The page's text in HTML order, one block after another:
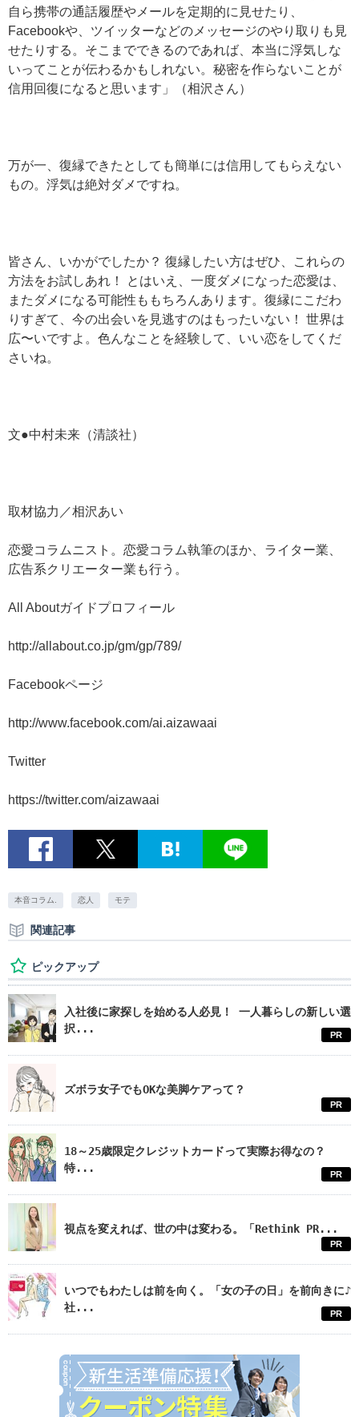
自ら携帯の通話履歴やメールを定期的に見せたり、
Facebookや、ツイッターなどのメッセージのやり取りも見
せたりする。そこまでできるのであれば、本当に浮気しな
いってことが伝わるかもしれない。秘密を作らないことが
信用回復になると思います」（相沢さん）
万が一、復縁できたとしても簡単には信用してもらえない
もの。浮気は絶対ダメですね。
皆さん、いかがでしたか？ 復縁したい方はぜひ、これらの
方法をお試しあれ！ とはいえ、一度ダメになった恋愛は、
またダメになる可能性ももちろんあります。復縁にこだわ
りすぎて、今の出会いを見逃すのはもったいない！ 世界は
広〜いですよ。色んなことを経験して、いい恋をしてくだ
さいね。
文●中村未来（清談社）
取材協力／相沢あい
恋愛コラムニスト。恋愛コラム執筆のほか、ライター業、
広告系クリエーター業も行う。
All Aboutガイドプロフィール
http://allabout.co.jp/gm/gp/789/
Facebookページ
http://www.facebook.com/ai.aizawaai
Twitter
https://twitter.com/aizawaai
本音コラム. 恋人 モテ
関連記事
ピックアップ
入社後に家探しを始める人必見！ 一人暮らしの新しい選
択...
PR
ズボラ女子でもOKな美脚ケアって？
PR
18～25歳限定クレジットカードって実際お得なの？
特...
PR
視点を変えれば、世の中は変わる。「Rethink PR...
PR
いつでもわたしは前を向く。「女の子の日」を前向きに♪
社...
PR